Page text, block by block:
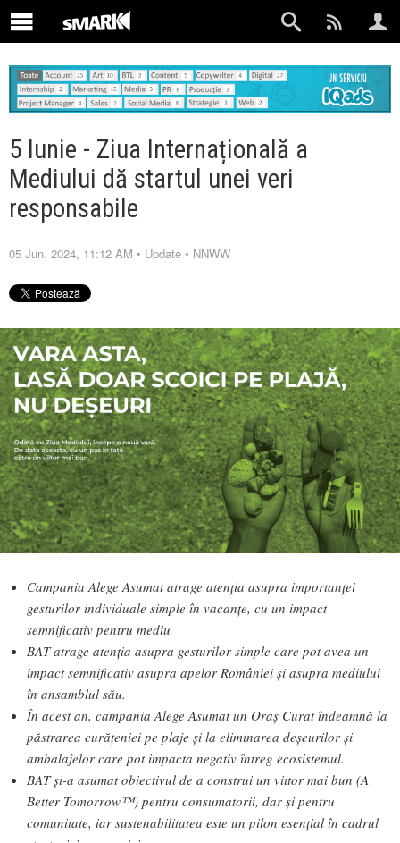
5 Iunie - Ziua Internațională a
Mediului dă startul unei veri
responsabile
05 Jun. 2024, 11:12 AM • Update • NNWW
Campania Alege Asumat atrage atenția asupra importanței
gesturilor individuale simple în vacanțe, cu un impact
semnificativ pentru mediu
BAT atrage atenția asupra gesturilor simple care pot avea un
impact semnificativ asupra apelor României și asupra mediului
în ansamblul său.
În acest an, campania Alege Asumat un Oraș Curat îndeamnă la
păstrarea curățeniei pe plaje și la eliminarea deșeurilor și
ambalajelor care pot impacta negativ întreg ecosistemul.
BAT și-a asumat obiectivul de a construi un viitor mai bun (A
Better Tomorrow™) pentru consumatorii, dar și pentru
comunitate, iar sustenabilitatea este un pilon esențial în cadrul